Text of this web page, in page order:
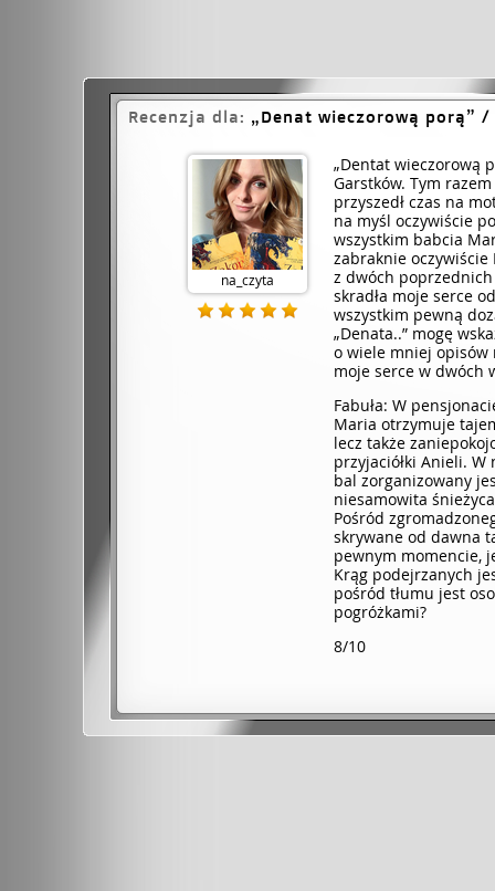
Recenzja dla: Denat wieczorową porą /
na_czyta
„Dentat wieczorową
Garstków. Tym
przyszedł czas na
na myśl oczywiście
wszystkim babcia
zabraknie
z dwóch
skradła moje serce
wszystkim pewną
„Denata..” mogę
o wiele mniej opisów
moje serce w dwóch
Fabuła: W
Maria otrzymuje
lecz także
przyjaciółki Anieli.
bal zorganizowany
niesamowita
Pośród
skrywane od dawna
pewnym momencie,
Krąg podejrzanych
pośród tłumu jest
pogróżkami?
8/10